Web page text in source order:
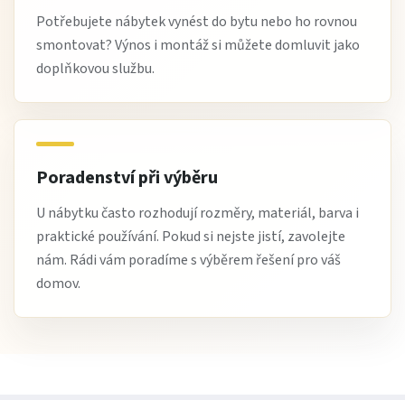
Potřebujete nábytek vynést do bytu nebo ho rovnou
smontovat? Výnos i montáž si můžete domluvit jako
doplňkovou službu.
Poradenství při výběru
U nábytku často rozhodují rozměry, materiál, barva i
praktické používání. Pokud si nejste jistí, zavolejte
nám. Rádi vám poradíme s výběrem řešení pro váš
domov.